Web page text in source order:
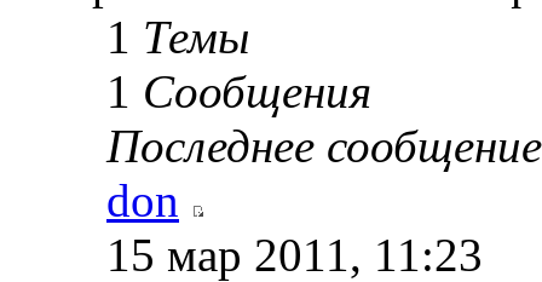
1 Темы
1 Сообщения
Последнее сообщение
don
15 мар 2011, 11:23